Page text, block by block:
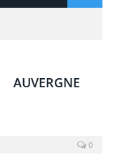
AUVERGNE
0